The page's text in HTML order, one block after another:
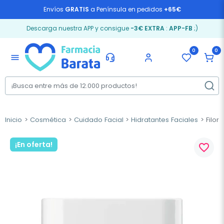
Envíos GRATIS a Península en pedidos +65€
Descarga nuestra APP y consigue -3€ EXTRA: APP-FB ;)
menu
0 0
Inicio Cosmética Cuidado Facial Hidratantes Faciales
¡En oferta! favorite_border